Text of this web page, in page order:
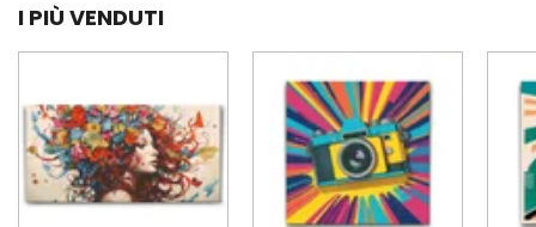
I PIÙ VENDUTI